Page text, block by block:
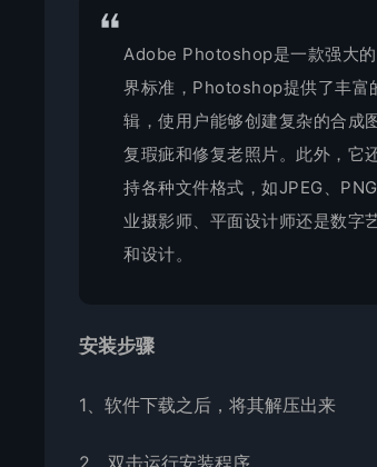
Adobe Photoshop是一款强大的
界标准，Photoshop提供了丰富
辑，使用户能够创建复杂的合成
复瑕疵和修复老照片。此外，它
持各种文件格式，如JPEG、
业摄影师、 平面设计师还是数字
和设计。
安装步骤
1、软件下载之后，将其解压出来